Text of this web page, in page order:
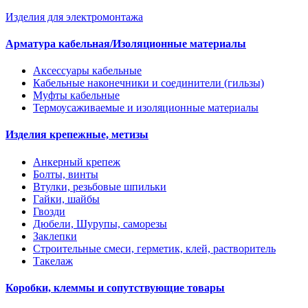
Изделия для электромонтажа
Арматура кабельная/Изоляционные материалы
Аксессуары кабельные
Кабельные наконечники и соединители (гильзы)
Муфты кабельные
Термоусаживаемые и изоляционные материалы
Изделия крепежные, метизы
Анкерный крепеж
Болты, винты
Втулки, резьбовые шпильки
Гайки, шайбы
Гвозди
Дюбели, Шурупы, саморезы
Заклепки
Строительные смеси, герметик, клей, растворитель
Такелаж
Коробки, клеммы и сопутствующие товары